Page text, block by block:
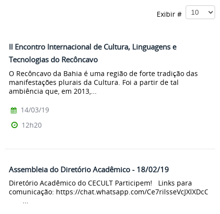
Exibir #
II Encontro Internacional de Cultura, Linguagens e
Tecnologias do Recôncavo
O Recôncavo da Bahia é uma região de forte tradição das
manifestações plurais da Cultura. Foi a partir de tal
ambiência que, em 2013,...
14/03/19
12h20
Assembleia do Diretório Acadêmico - 18/02/19
Diretório Acadêmico do CECULT Participem! Links para
comunicação: https://chat.whatsapp.com/
...